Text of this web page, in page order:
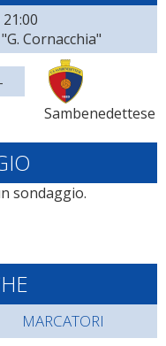
Cornacchia"
Sambenedettese
sondaggio.
MARCATORI